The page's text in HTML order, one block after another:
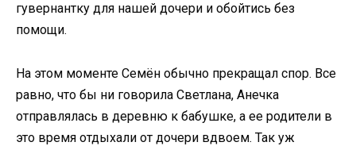
гувернантку для нашей дочери и обойтись без
помощи.
На этом моменте Семён обычно прекращал спор. Все
равно, что бы ни говорила Светлана, Анечка
отправлялась в деревню к бабушке, а ее родители в
это время отдыхали от дочери вдвоем. Так уж